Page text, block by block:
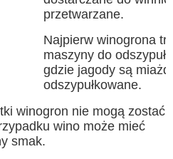
przetwarzane.
Najpierw winogrona
maszyny do
gdzie jagody są
odszypułkowane.
winogron nie mogą zostać
wino może mieć
smak.